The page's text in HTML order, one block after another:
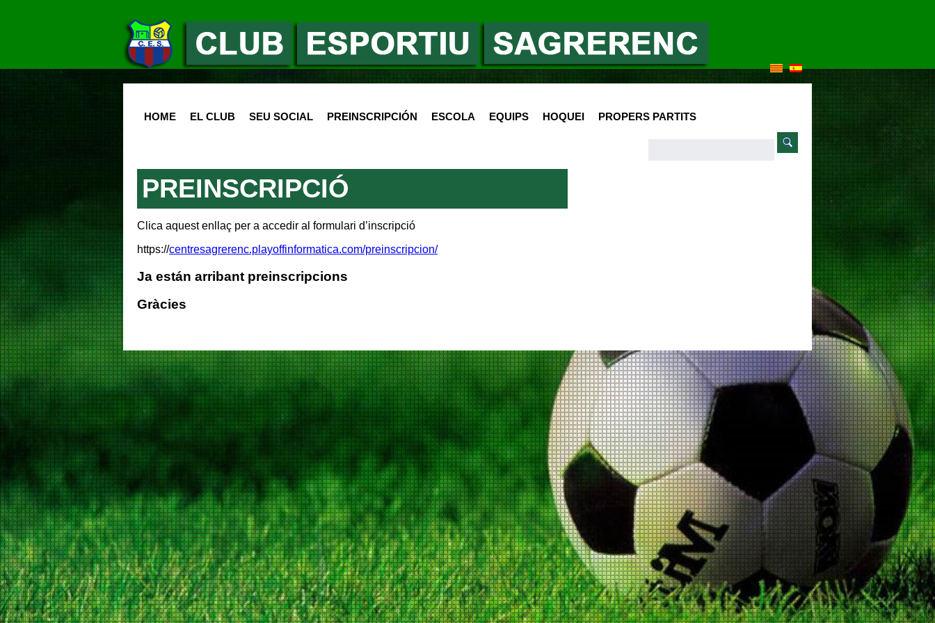
HOME EL CLUB SEU SOCIAL PREINSCRIPCIÓN ESCOLA EQUIPS HOQUEI PROPERS PARTITS
PREINSCRIPCIÓ
Clica aquest enllaç per a accedir al formulari d’inscripció
https://centresagrerenc.playoffinformatica.com/preinscripcion/
Ja están arribant preinscripcions
Gràcies